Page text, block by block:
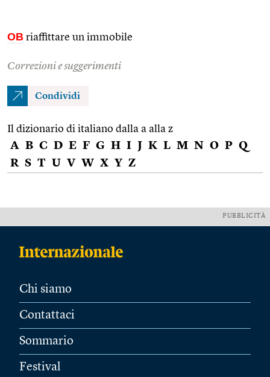
OB riaffittare un immobile
Correzioni e suggerimenti
Condividi
Il dizionario di italiano dalla a alla z
A B C D E F G H I J K L M N O P Q
R S T U V W X Y Z
PUBBLICITÀ
Chi siamo
Contattaci
Sommario
Festival